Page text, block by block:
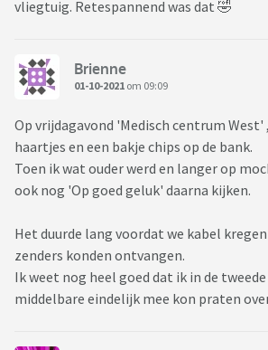
vliegtuig. Retespannend was dat 🤣
Brienne
01-10-2021 om 09:09
Op vrijdagavond 'Medisch centrum
haartjes en een bakje chips op de bank.
Toen ik wat ouder werd en langer op
ook nog 'Op goed geluk' daarna kijken.
Het duurde lang voordat we kabel
zenders konden ontvangen.
Ik weet nog heel goed dat ik in de tweede
middelbare eindelijk mee kon praten